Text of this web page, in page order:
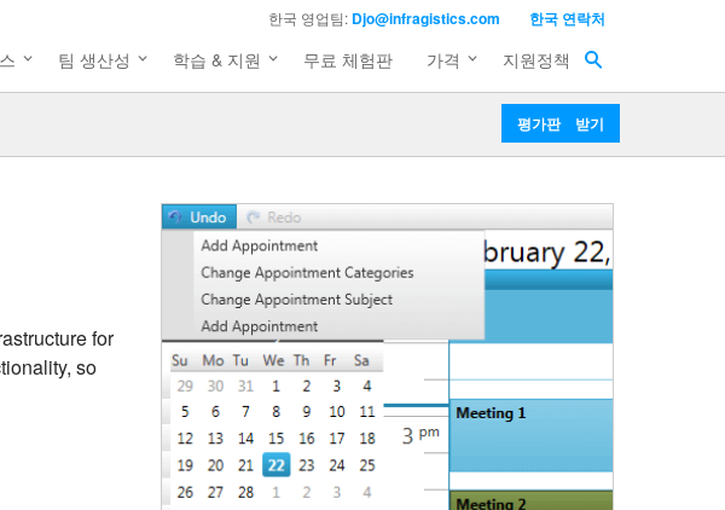
한국 영업팀: Djo@infragistics.com 한국 연락처
팀 생산성 학습 & 지원 무료 체험판 가격 지원정책
평가판 받기
for
so